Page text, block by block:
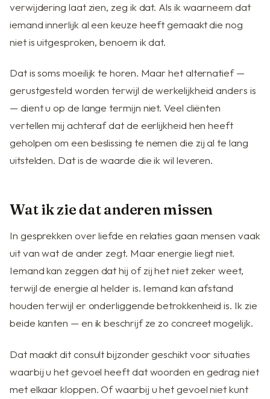
verwijdering laat zien, zeg ik dat. Als ik waarneem dat
iemand innerlijk al een keuze heeft gemaakt die nog
niet is uitgesproken, benoem ik dat.
Dat is soms moeilijk te horen. Maar het alternatief —
gerustgesteld worden terwijl de werkelijkheid anders is
— dient u op de lange termijn niet. Veel cliënten
vertellen mij achteraf dat de eerlijkheid hen heeft
geholpen om een beslissing te nemen die zij al te lang
uitstelden. Dat is de waarde die ik wil leveren.
Wat ik zie dat anderen missen
In gesprekken over liefde en relaties gaan mensen vaak
uit van wat de ander zegt. Maar energie liegt niet.
Iemand kan zeggen dat hij of zij het niet zeker weet,
terwijl de energie al helder is. Iemand kan afstand
houden terwijl er onderliggende betrokkenheid is. Ik zie
beide kanten — en ik beschrijf ze zo concreet mogelijk.
Dat maakt dit consult bijzonder geschikt voor situaties
waarbij u het gevoel heeft dat woorden en gedrag niet
met elkaar kloppen. Of waarbij u het gevoel niet kunt